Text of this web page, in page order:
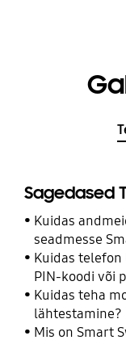
Sagedased
Kuidas
seadmesse
kanda?
Kuidas
PIN-koodi või
Kuidas teha
lähtestamine?
Mis on Smart